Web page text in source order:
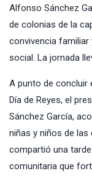
Alfonso Sánchez
de colonias de la
convivencia
social. La jornada
A punto de concluir
Día de Reyes, el
Sánchez García,
niñas y niños de las
compartió una
comunitaria que